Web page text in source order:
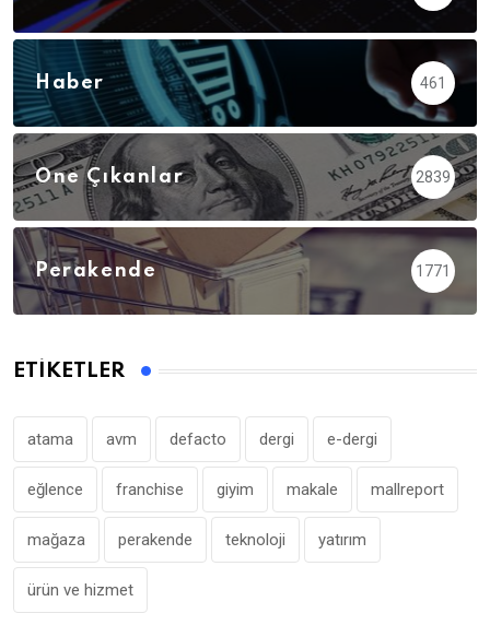
Haber 461
Öne Çıkanlar 2839
Perakende 1771
ETIKETLER
atama avm defacto dergi e-dergi
eğlence franchise giyim makale mallreport
mağaza perakende teknoloji yatırım
ürün ve hizmet